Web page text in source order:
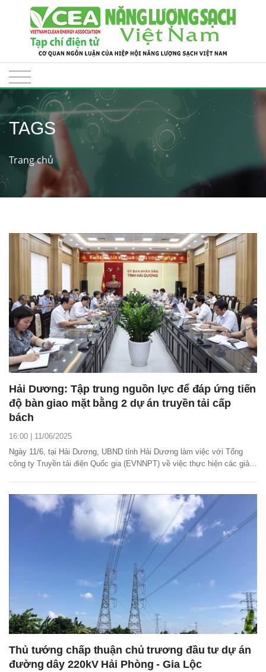
TAGS
Trang chủ
Hải Dương: Tập trung nguồn lực để đáp ứng tiến
độ bàn giao mặt bằng 2 dự án truyền tải cấp
bách
16:00 | 11/06/2025
Ngày 11/6, tại Hải Dương, UBND tỉnh Hải Dương làm việc với Tổng
công ty Truyền tải điện Quốc gia (EVNNPT) về việc thực hiện các giải
Thủ tướng chấp thuận chủ trương đầu tư dự án
đường dây 220kV Hải Phòng - Gia Lộc